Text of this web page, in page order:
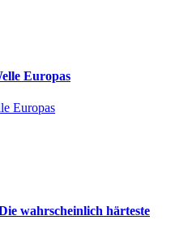
Europas
Europas
wahrscheinlich härteste